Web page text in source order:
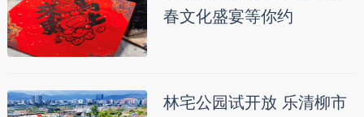
春文化盛宴等你约
林宅公园试开放 乐清柳市